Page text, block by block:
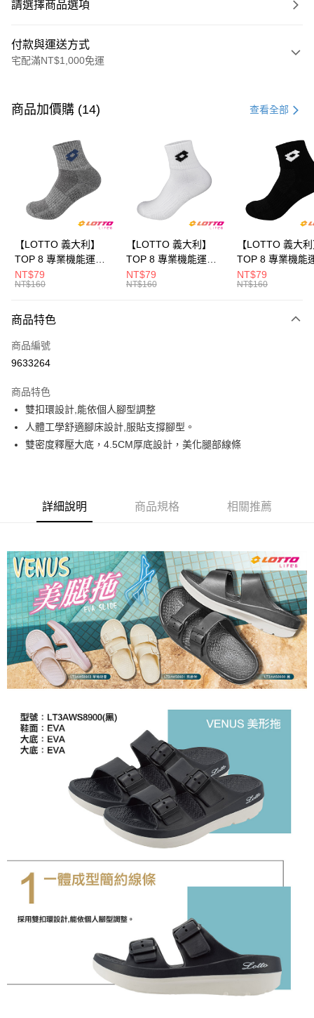
請選擇商品選項
付款與運送方式
宅配滿NT$1,000免運
信用卡一次付款
Apple Pay
悠遊付
ATM付款
付款後全家取貨
每筆NT$80，滿NT$1,500(含以上)免運費
付款後萊爾富取貨
每筆NT$80，滿NT$3,000(含以上)免運費
付款後7-11取貨
每筆NT$80，滿NT$1,500(含以上)免運費
商品加價購 (14) 查看全部
【LOTTO 義大利】
TOP 8 專業機能運動
襪-加大款(灰藍-
LT9CMW8308)
NT$79
NT$160
【LOTTO 義大利】
TOP 8 專業機能運動
襪-加大款(白/黑-
LT9CMW8309)
NT$79
NT$160
【LOTTO 義大
TOP 8 專業機能
襪-加大款(黑/白-
LT9CMW8300)
NT$79
NT$160
商品特色
商品編號
9633264
商品特色
雙扣環設計,能依個人腳型調整
人體工學舒適腳床設計,服貼支撐腳型。
雙密度釋壓大底，4.5CM厚底設計，美化腿部線條
詳細說明 商品規格 相關推薦